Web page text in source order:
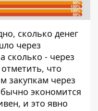
сколько денег
через
сколько - через
что
закупкам через
экономится
и это явно